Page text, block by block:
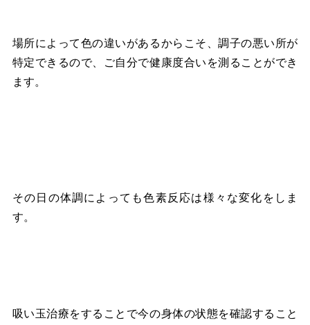
場所によって色の違いがあるからこそ、調子の悪い所が
特定できるので、ご自分で健康度合いを測ることができ
ます。
その日の体調によっても色素反応は様々な変化をしま
す。
吸い玉治療をすることで今の身体の状態を確認すること